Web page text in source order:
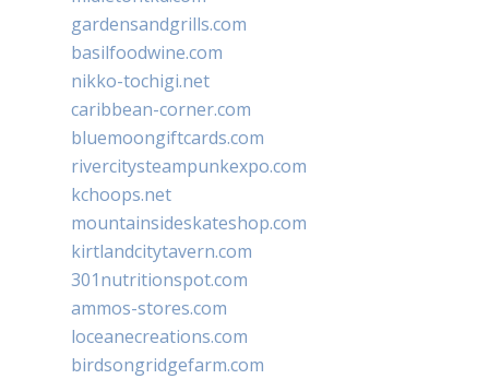
gardensandgrills.com
basilfoodwine.com
nikko-tochigi.net
caribbean-corner.com
bluemoongiftcards.com
rivercitysteampunkexpo.com
kchoops.net
mountainsideskateshop.com
kirtlandcitytavern.com
301nutritionspot.com
ammos-stores.com
loceanecreations.com
birdsongridgefarm.com